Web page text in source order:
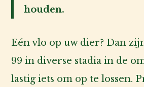
inloghouden.
Eén vlo op uw dier? Dan
99 in diverse stadia in de
lastig iets om op te lossen.